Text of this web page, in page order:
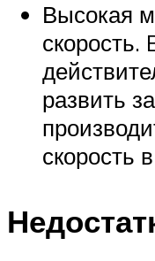
Высокая
скорость.
развить
скорость